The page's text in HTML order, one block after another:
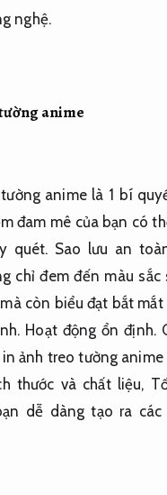
nghệ.
anime
anime là 1 bí
đam mê của bạn có
quét. Sao lưu an
chỉ đem đến màu sắc
còn biểu đạt bắt
Hoạt động ổn định.
in ảnh treo tường
thước và chất liệu,
dễ dàng tạo ra các